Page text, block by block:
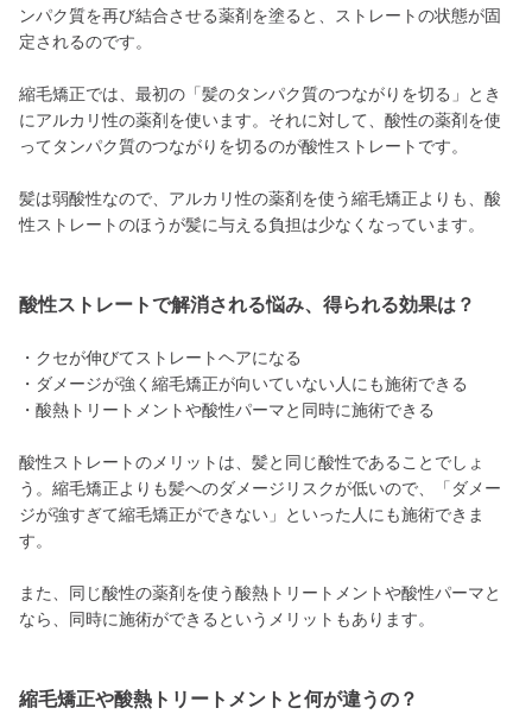
ンパク質を再び結合させる薬剤を塗ると、ストレートの状態が固
定されるのです。
縮毛矯正では、最初の「髪のタンパク質のつながりを切る」とき
にアルカリ性の薬剤を使います。それに対して、酸性の薬剤を使
ってタンパク質のつながりを切るのが酸性ストレートです。
髪は弱酸性なので、アルカリ性の薬剤を使う縮毛矯正よりも、酸
性ストレートのほうが髪に与える負担は少なくなっています。
酸性ストレートで解消される悩み、得られる効果は？
・クセが伸びてストレートヘアになる
・ダメージが強く縮毛矯正が向いていない人にも施術できる
・酸熱トリートメントや酸性パーマと同時に施術できる
酸性ストレートのメリットは、髪と同じ酸性であることでしょ
う。縮毛矯正よりも髪へのダメージリスクが低いので、「ダメー
ジが強すぎて縮毛矯正ができない」といった人にも施術できま
す。
また、同じ酸性の薬剤を使う酸熱トリートメントや酸性パーマと
なら、同時に施術ができるというメリットもあります。
縮毛矯正や酸熱トリートメントと何が違うの？